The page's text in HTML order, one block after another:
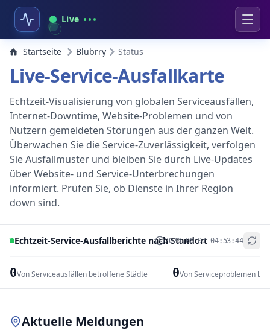
Live
Startseite Blubrry Status
Live-Service-Ausfallkarte
Echtzeit-Visualisierung von globalen Serviceausfällen,
Internet-Downtime, Website-Problemen und von
Nutzern gemeldeten Störungen aus der ganzen Welt.
Überwachen Sie die Service-Zuverlässigkeit, verfolgen
Sie Ausfallmuster und bleiben Sie durch Live-Updates
über Website- und Service-Unterbrechungen
informiert. Prüfen Sie, ob Dienste in Ihrer Region
down sind.
Echtzeit-Service-Ausfallberichte nach Standort
2026-08-07 04:53:44
0Von Serviceausfällen betroffene Städte 0Von Serviceproblemen
+
Aktuelle Meldungen